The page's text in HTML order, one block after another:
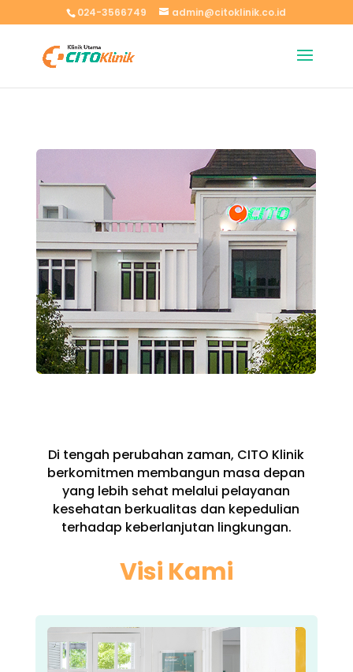
024-3566749 admin@citoklinik.co.id
Di tengah perubahan zaman, CITO Klinik
berkomitmen membangun masa depan
yang lebih sehat melalui pelayanan
kesehatan berkualitas dan kepedulian
terhadap keberlanjutan lingkungan.
Visi Kami